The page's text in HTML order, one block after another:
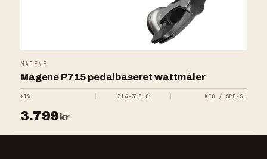
MAGENE
Magene P715 pedalbaseret wattmåler
±1% 314-318 G KEO / SPD-SL
3.799kr